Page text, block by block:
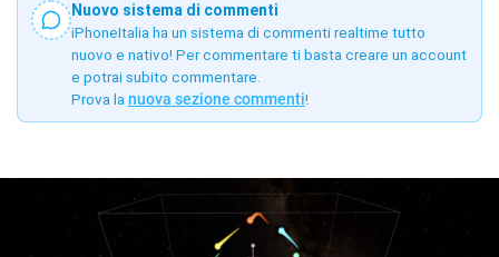
Nuovo sistema di commenti
iPhoneItalia ha un sistema di commenti realtime tutto
nuovo e nativo! Per commentare ti basta creare un account
e potrai subito commentare.
Prova la nuova sezione commenti!